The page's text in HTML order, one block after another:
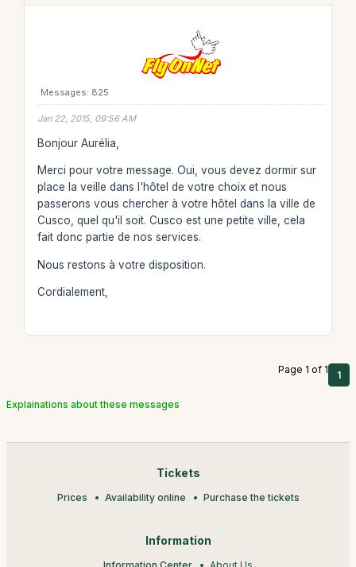
Messages: 825
Jan 22, 2015, 09:56 AM
Bonjour Aurélia,
Merci pour votre message. Oui, vous devez dormir sur
place la veille dans l'hôtel de votre choix et nous
passerons vous chercher à votre hôtel dans la ville de
Cusco, quel qu'il soit. Cusco est une petite ville, cela
fait donc partie de nos services.
Nous restons à votre disposition.
Cordialement,
Page 1 of 1 1
Explainations about these messages
Tickets
Prices Availability online Purchase the tickets
Information